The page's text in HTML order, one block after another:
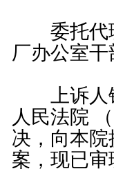
委托代理
厂办公室干
上诉人钟
人民法院
决，向本
案，现已审